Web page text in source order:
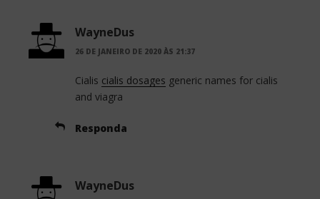
WayneDus
26 DE JANEIRO DE 2020 ÀS 21:37
Cialis cialis dosages generic names for cialis
and viagra
Responda
WayneDus